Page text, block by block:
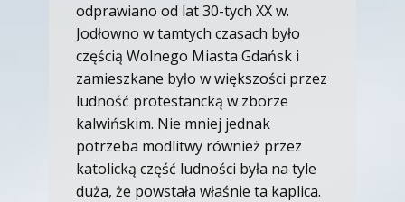
odprawiano od lat 30-tych XX w.
Jodłowno w tamtych czasach było
częścią Wolnego Miasta Gdańsk i
zamieszkane było w większości przez
ludność protestancką w zborze
kalwińskim. Nie mniej jednak
potrzeba modlitwy również przez
katolicką część ludności była na tyle
duża, że powstała właśnie ta kaplica.